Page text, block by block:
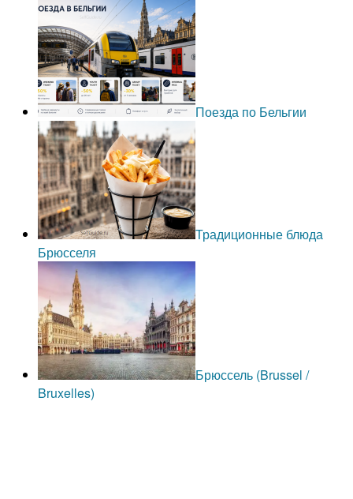
Поезда по Бельгии
Традиционные блюда
Брюсселя
Брюссель (Brussel /
Bruxelles)